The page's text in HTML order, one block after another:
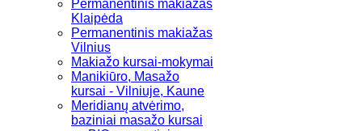
Permanentinis makiažas
Klaipėda
Permanentinis makiažas
Vilnius
Makiažo kursai-mokymai
Manikiūro, Masažo
kursai - Vilniuje, Kaune
Meridianų atvėrimo,
baziniai masažo kursai